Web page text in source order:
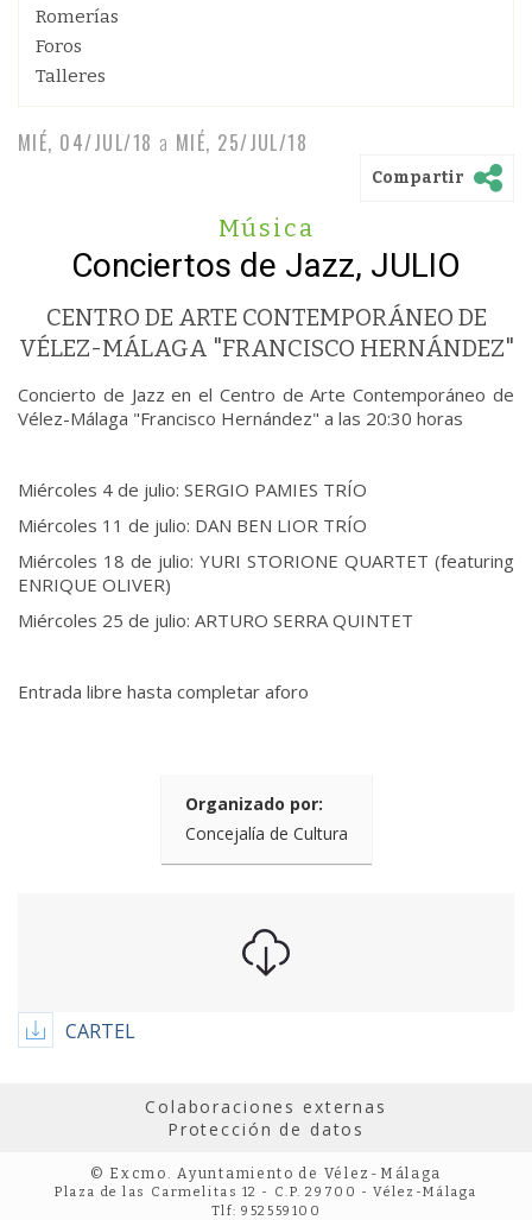
Romerías
Foros
Talleres
MIÉ, 04/JUL/18 a MIÉ, 25/JUL/18
Compartir
Música
Conciertos de Jazz, JULIO
CENTRO DE ARTE CONTEMPORÁNEO DE
VÉLEZ-MÁLAGA "FRANCISCO HERNÁNDEZ"
Concierto de Jazz en el Centro de Arte Contemporáneo de
Vélez-Málaga "Francisco Hernández" a las 20:30 horas
Miércoles 4 de julio: SERGIO PAMIES TRÍO
Miércoles 11 de julio: DAN BEN LIOR TRÍO
Miércoles 18 de julio: YURI STORIONE QUARTET (featuring
ENRIQUE OLIVER)
Miércoles 25 de julio: ARTURO SERRA QUINTET
Entrada libre hasta completar aforo
Organizado por:
Concejalía de Cultura
CARTEL
Colaboraciones externas
Protección de datos
© Excmo. Ayuntamiento de Vélez-Málaga
Plaza de las Carmelitas 12 - C.P. 29700 - Vélez-Málaga
Tlf: 952559100